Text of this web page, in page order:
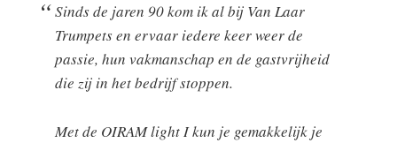
Sinds de jaren 90 kom ik al bij Van Laar
Trumpets en ervaar iedere keer weer de
passie, hun vakmanschap en de gastvrijheid
die zij in het bedrijf stoppen.
Met de OIRAM light I kun je gemakkelijk je